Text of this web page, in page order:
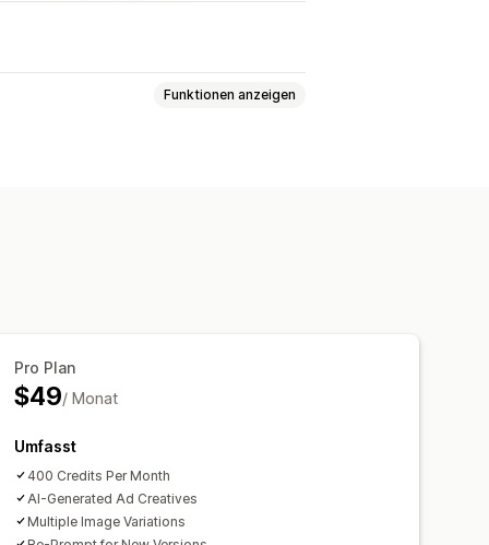
Funktionen anzeigen
Pro Plan
$49/ Monat
Umfasst
400 Credits Per Month
AI-Generated Ad Creatives
Multiple Image Variations